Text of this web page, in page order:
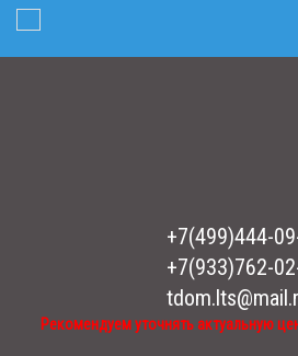
Рекомендуем уточнять актуальную
+7(499)444-
+7(933)762-
Рекомендуем уточнять актуальную
Toggle Navigation